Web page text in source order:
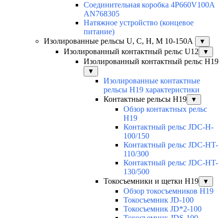
Соединительная коробка 4P660V100A
AN768305
Натяжное устройство (концевое
питание)
Изолированные рельсы U, C, H, M 10-150А
▼
Изолированный контактный рельс U12 ▼
Изолированный контактный рельс Н19
▼
Изолированные контактные
рельсы Н19 характеристики
Контактные рельсы H19
▼
Обзор контактных рельс
H19
Контактный рельс JDC-H-
100/150
Контактный рельс JDC-HT-
110/300
Контактный рельс JDC-HT-
130/500
Токосъемники и щетки H19
▼
Обзор токосъемников H19
Токосъемник JD-100
Токосъемник JD*2-100